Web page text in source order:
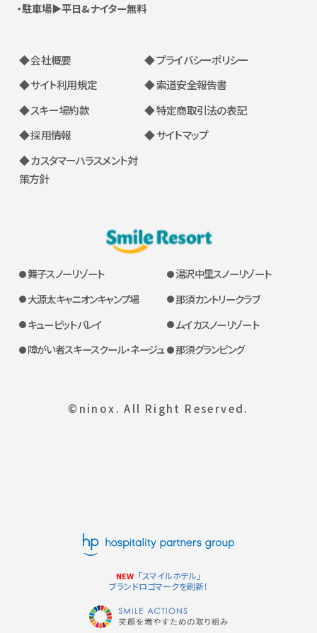
駐車場▶平日&ナイター無料
◆ 会社概要
◆ プライバシーポリシー
◆ サイト利用規定
◆ 索道安全報告書
◆ スキー場約款
◆ 特定商取引法の表記
◆ 採用情報
◆ サイトマップ
◆ カスタマーハラスメント対
策方針
舞子スノーリゾート
大源太キャニオンキャンプ場
湯沢中里スノーリゾート
那須カントリークラブ
キューピットバレイ
障がい者スキースクール・ネージュ
ムイカスノーリゾート
那須グランピング
©ninox. All Right Reserved.
NEW 「スマイルホテル」
ブランドロゴマークを刷新！